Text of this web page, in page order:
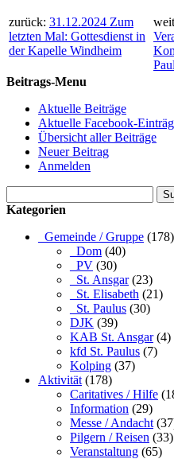
zurück: 31.12.2024 Zum
letzten Mal: Gottesdienst in
der Kapelle Windheim
Beitrags-Menu
Aktuelle Beiträge
Aktuelle Facebook-
Übersicht aller Beiträge
Neuer Beitrag
Anmelden
nach:
Kategorien
_Gemeinde / Gruppe (178)
_Dom (40)
_PV (30)
_St. Ansgar(23)
_St. Elisabeth (21)
_St. Paulus (30)
DJK (39)
KAB St. Ansgar(4)
kfd St. Paulus (7)
Kolping (37)
Aktivität (178)
Caritatives / Hilfe
Information (29)
Messe / Andacht
Pilgern / Reisen (33)
Veranstaltung (65)